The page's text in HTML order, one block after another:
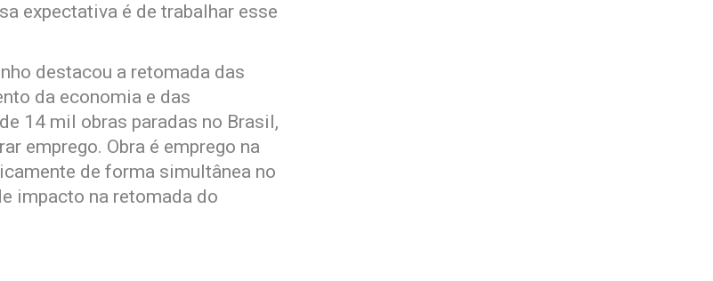
expectativa é de trabalhar esse
destacou a retomada das
da economia e das
14 mil obras paradas no Brasil,
emprego. Obra é emprego na
de forma simultânea no
impacto na retomada do